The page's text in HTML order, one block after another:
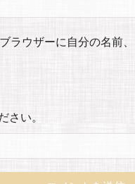
ラウザーに自分の名前
さい。